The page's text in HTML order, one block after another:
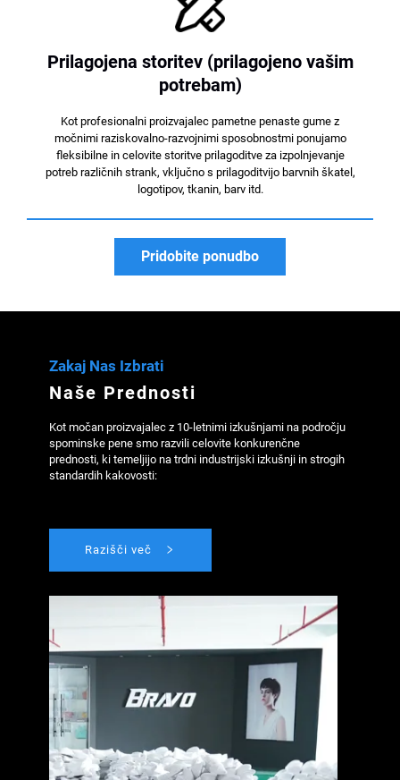
Prilagojena storitev (prilagojeno vašim
potrebam)
Kot profesionalni proizvajalec pametne penaste gume z
močnimi raziskovalno-razvojnimi sposobnostmi ponujamo
fleksibilne in celovite storitve prilagoditve za izpolnjevanje
potreb različnih strank, vključno s prilagoditvijo barvnih škatel,
logotipov, tkanin, barv itd.
Pridobite ponudbo
Zakaj Nas Izbrati
Naše Prednosti
Kot močan proizvajalec z 10-letnimi izkušnjami na področju
spominske pene smo razvili celovite konkurenčne
prednosti, ki temeljijo na trdni industrijski izkušnji in strogih
standardih kakovosti:
Razišči več